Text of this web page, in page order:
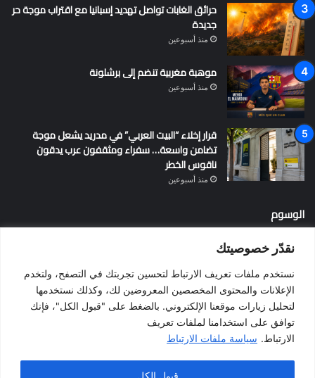
نقدّر خصوصيتك
نستخدم ملفات تعريف الارتباط لتحسين تجربتك في التصفح، ولتخدم
الإعلانات والمحتوى المخصصين المعروضين لك، وكذلك نستخدمها
لتحليل زيارات موقعنا الإلكتروني. بالضغط على "قبول الكل"، فإنك
توافق على استخدامنا لملفات تعريف
الارتباط. سياسة ملفات الارتباط
قبول الكل
حرائق الغابات تواصل تهديد إسبانيا مع اقتراب موجة حر
جديدة
منذ أسبوعين
موهبة مغربية تنضم إلى برشلونة
منذ أسبوعين
قرار إخلاء “البيت العربي” في مدريد يشعل موجة
تضامن واسعة… سفراء ومثقفون عرب يدقون
ناقوس الخطر
منذ أسبوعين
الوسوم
أخبار إسبانيا إسبانيا
الجالية المغربية الجنسية الإسبانية الحزب الاشتراكي الإسباني
المغرب المهاجرين الهجرة الهجرة إلى إسبانيا برشلونة
بيدرو سانشيز فالنسيا فيضانات